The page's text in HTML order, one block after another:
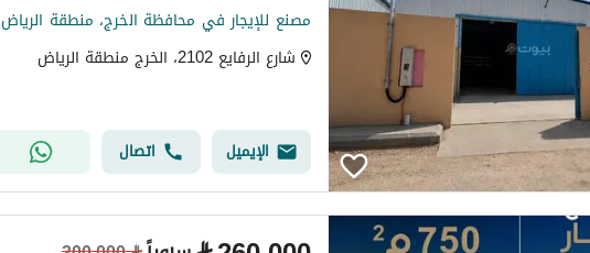
مصنع للإيجار في محافظة الخرج، منطقة الرياض
شارع الرفايع 2102، الخرج منطقة الرياض
الإيميل اتصال